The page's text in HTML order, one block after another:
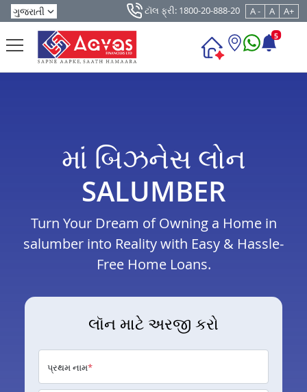
ટૉલ ફ્રી: 1800-20-888-20 A - A A+
5
માં બિઝનેસ લોન
SALUMBER
Turn Your Dream of Owning a Home in
salumber into Reality with Easy & Hassle-
Free Home Loans.
લૉન માટે અરજી કરો
પ્રથમ નામ*